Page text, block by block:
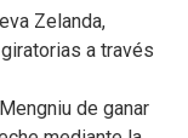
Zelanda,
a través
de ganar